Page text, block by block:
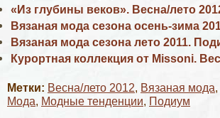
«Из глубины веков». Весна/лето
Вязаная мода сезона осень-зима
Вязаная мода сезона лето 2011.
Курортная коллекция от Missoni.
Метки: Весна/лето 2012, Вязаная мода,
Мода, Модные тенденции, Подиум